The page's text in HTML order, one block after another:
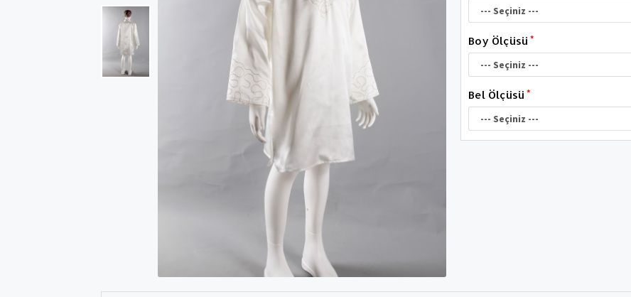
Boy Ölçüsü
Bel Ölçüsü